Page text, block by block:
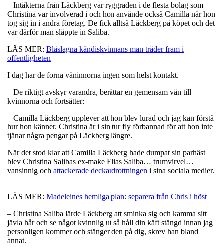
– Intäkterna från Läckberg var ryggraden i de flesta bolag som
Christina var involverad i och hon använde också Camilla när hon
tog sig in i andra företag. De fick alltså Läckberg på köpet och det
var därför man släppte in Saliba.
LÄS MER: Blåslagna kändiskvinnans man träder fram i
offentligheten
I dag har de forna väninnorna ingen som helst kontakt.
– De riktigt avskyr varandra, berättar en gemensam vän till
kvinnorna och fortsätter:
– Camilla Läckberg upplever att hon blev lurad och jag kan förstå
hur hon känner. Christina är i sin tur fly förbannad för att hon inte
tjänar några pengar på Läckberg längre.
När det stod klar att Camilla Läckberg hade dumpat sin parhäst
blev Christina Salibas ex-make Elias Saliba… trumvirvel…
vansinnig och attackerade deckardrottningen i sina sociala medier.
LÄS MER: Madeleines hemliga plan: separera från Chris i höst
– Christina Saliba lärde Läckberg att sminka sig och kamma sitt
jävla hår och se något kvinnlig ut så håll din käft stängd innan jag
personligen kommer och stänger den på dig, skrev han bland
annat.